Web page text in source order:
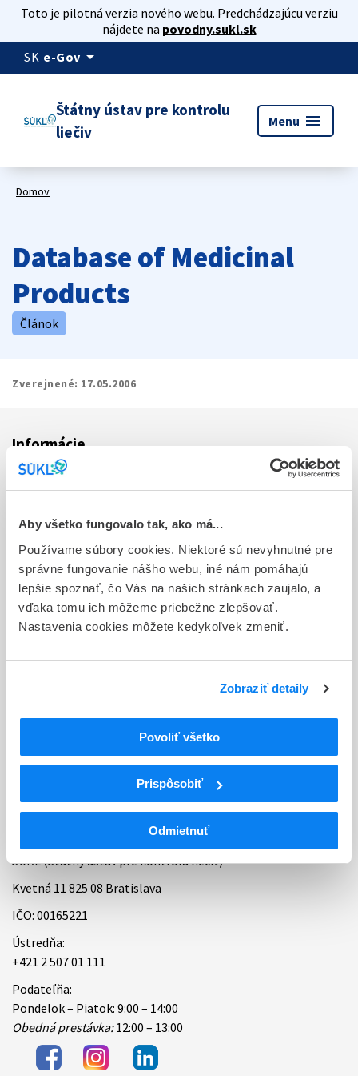
Aby všetko fungovalo tak, ako má...
Používame súbory cookies. Niektoré sú nevyhnutné pre
správne fungovanie nášho webu, iné nám pomáhajú
lepšie spoznať, čo Vás na našich stránkach zaujalo, a
vďaka tomu ich môžeme priebežne zlepšovať.
Nastavenia cookies môžete kedykoľvek zmeniť.
Zobraziť detaily
Povoliť všetko
Prispôsobiť
Odmietnuť
Toto je pilotná verzia nového webu. Predchádzajúcu verziu
nájdete na povodny.sukl.sk
SK e-Gov arrow_drop_down
Štátny ústav pre kontrolu
liečiv
Menu menu
Domov
Database of Medicinal
Products
Článok
Zverejnené: 17.05.2006
Informácie
Aktuality
Dotazník spokojnosti zákazníka
Sťažnosti a petície
Poskytovanie informácií
Ochrana osobných údajov
Úradné hodiny
Kontakt
ŠÚKL (Štátny ústav pre kontrolu liečiv)
Kvetná 11 825 08 Bratislava
IČO: 00165221
Ústredňa:
+421 2 507 01 111
Podateľňa:
Pondelok – Piatok: 9:00 – 14:00
Obedná prestávka:12:00 – 13:00